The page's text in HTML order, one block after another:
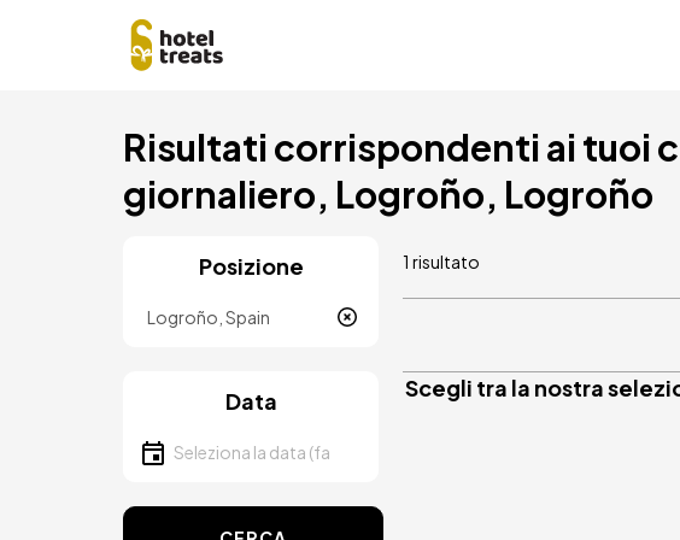
Risultati corrispondenti ai tuoi
giornaliero, Logroño, Logroño
Posizione
Data
Seleziona la data
1 risultato
Scegli tra la nostra